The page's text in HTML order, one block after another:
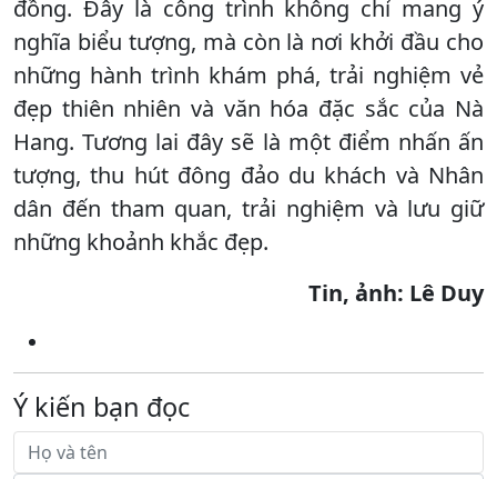
đồng. Đây là công trình không chỉ mang ý
nghĩa biểu tượng, mà còn là nơi khởi đầu cho
những hành trình khám phá, trải nghiệm vẻ
đẹp thiên nhiên và văn hóa đặc sắc của Nà
Hang. Tương lai đây sẽ là một điểm nhấn ấn
tượng, thu hút đông đảo du khách và Nhân
dân đến tham quan, trải nghiệm và lưu giữ
những khoảnh khắc đẹp.
Tin, ảnh: Lê Duy
Ý kiến bạn đọc